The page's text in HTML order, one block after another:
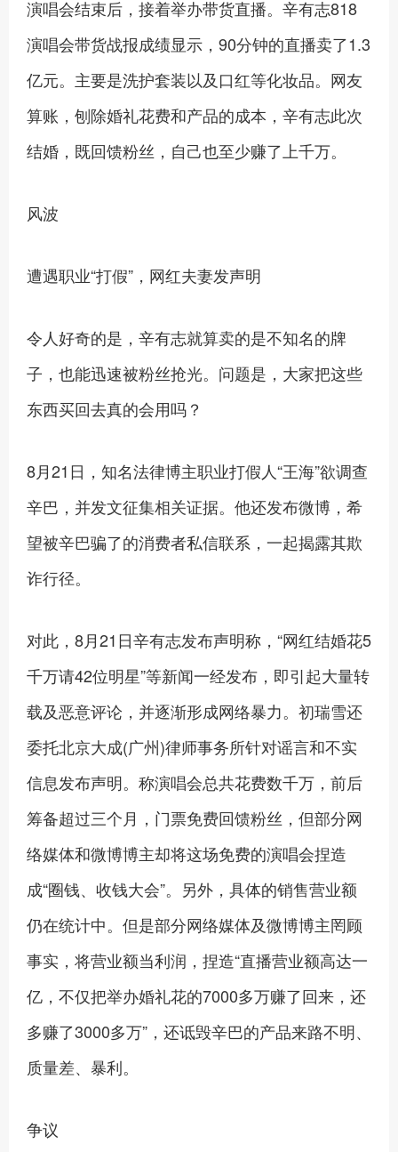
演唱会结束后，接着举办带货直播。辛有志818
演唱会带货战报成绩显示，90分钟的直播卖了1.3
亿元。主要是洗护套装以及口红等化妆品。网友
算账，刨除婚礼花费和产品的成本，辛有志此次
结婚，既回馈粉丝，自己也至少赚了上千万。
风波
遭遇职业“打假”，网红夫妻发声明
令人好奇的是，辛有志就算卖的是不知名的牌
子，也能迅速被粉丝抢光。问题是，大家把这些
东西买回去真的会用吗？
8月21日，知名法律博主职业打假人“王海”欲调查
辛巴，并发文征集相关证据。他还发布微博，希
望被辛巴骗了的消费者私信联系，一起揭露其欺
诈行径。
对此，8月21日辛有志发布声明称，“网红结婚花5
千万请42位明星”等新闻一经发布，即引起大量转
载及恶意评论，并逐渐形成网络暴力。初瑞雪还
委托北京大成(广州)律师事务所针对谣言和不实
信息发布声明。称演唱会总共花费数千万，前后
筹备超过三个月，门票免费回馈粉丝，但部分网
络媒体和微博博主却将这场免费的演唱会捏造
成“圈钱、收钱大会”。另外，具体的销售营业额
仍在统计中。但是部分网络媒体及微博博主罔顾
事实，将营业额当利润，捏造“直播营业额高达一
亿，不仅把举办婚礼花的7000多万赚了回来，还
多赚了3000多万”，还诋毁辛巴的产品来路不明、
质量差、暴利。
争议